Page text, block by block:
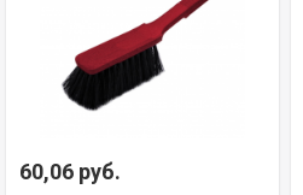
60,06 руб.